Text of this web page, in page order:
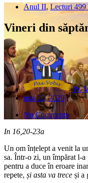
Anul II, Lecturi
Vineri din
Pr.
mai 22, 2020
No Comments
In 16,20-23a
Un om înțelept a venit la
sa. Într-o zi, un împărat l-
pentru a duce în eroare
repete, și asta va trece și a